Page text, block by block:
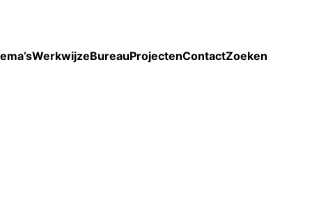
WerkwijzeBureauProjectenContactZoeken